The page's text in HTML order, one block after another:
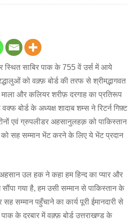
स्थित साबिर पाक के 755 वें उर्स में आये
को वक़्फ़ बोर्ड की तरफ से श्रीमद्भागवत
माला और कलियर शरीफ़ दरगाह का प्रतिरूप
बोर्ड के अध्यक्ष शादाब शम्स ने रिटर्न गिफ़्ट
एवं ग्रुपलीडर अहसानुलहक़ को पाकिस्तान
को सह सम्मान भेंट करने के लिए ये भेंट प्रदान
उल हक ने कहा हम हिन्द का प्यार और
गया है, हम उसी सम्मान से पाकिस्तान के
सम्मान पहुँचाने का कार्य पूरी ईमानदारी से
के दरबार में वक़्फ़ बोर्ड उत्तराखण्ड के